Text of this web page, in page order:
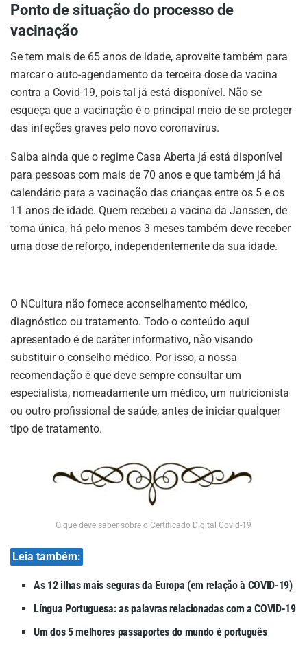
Ponto de situação do processo de
vacinação
Se tem mais de 65 anos de idade, aproveite também para
marcar o auto-agendamento da terceira dose da vacina
contra a Covid-19, pois tal já está disponível. Não se
esqueça que a vacinação é o principal meio de se proteger
das infeções graves pelo novo coronavírus.
Saiba ainda que o regime Casa Aberta já está disponível
para pessoas com mais de 70 anos e que também já há
calendário para a vacinação das crianças entre os 5 e os
11 anos de idade. Quem recebeu a vacina da Janssen, de
toma única, há pelo menos 3 meses também deve receber
uma dose de reforço, independentemente da sua idade.
O NCultura não fornece aconselhamento médico,
diagnóstico ou tratamento. Todo o conteúdo aqui
apresentado é de caráter informativo, não visando
substituir o conselho médico. Por isso, a nossa
recomendação é que deve sempre consultar um
especialista, nomeadamente um médico, um nutricionista
ou outro profissional de saúde, antes de iniciar qualquer
tipo de tratamento.
O que deve saber sobre o Certificado Digital Covid-19
Leia também:
As 12 ilhas mais seguras da Europa (em relação à COVID-19)
Língua Portuguesa: as palavras relacionadas com a COVID-19
Um dos 5 melhores passaportes do mundo é português